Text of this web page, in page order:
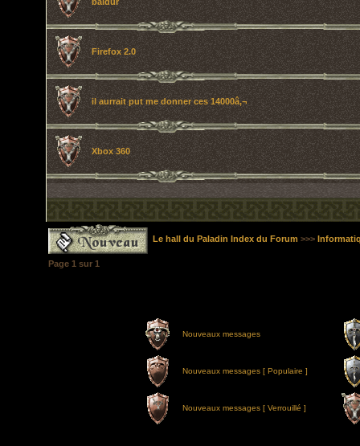
Firefox 2.0
il aurrait put me donner ces 14000â‚¬
Xbox 360
Le hall du Paladin Index du Forum >>>
Page 1 sur 1
Nouveaux messages
Nouveaux messages [ Populaire ]
Nouveaux messages [ Verrouillé ]